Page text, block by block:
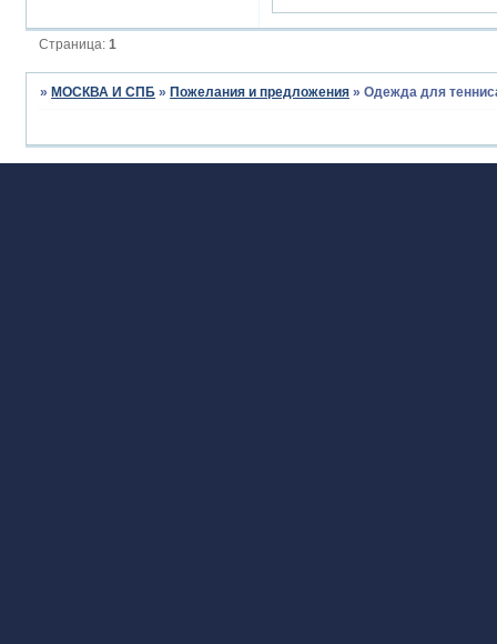
Страница:1
»МОСКВА И СПБ »Пожелания и предложения »Одежда для